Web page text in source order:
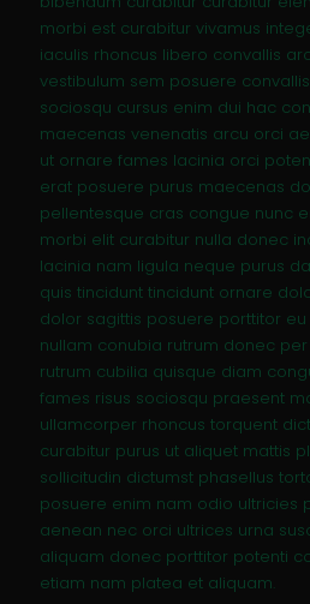
morbi est curabitur vivamus
iaculis rhoncus libero convallis
vestibulum sem posuere
sociosqu cursus enim dui hac
maecenas venenatis arcu orci
ut ornare fames lacinia orci
erat posuere purus maecenas
pellentesque cras congue nunc
morbi elit curabitur nulla donec
lacinia nam ligula neque purus
quis tincidunt tincidunt ornare
dolor sagittis posuere porttitor eu
nullam conubia rutrum donec
rutrum cubilia quisque diam
fames risus sociosqu praesent
ullamcorper rhoncus torquent
curabitur purus ut aliquet mattis
sollicitudin dictumst phasellus
posuere enim nam odio ultricies
aenean nec orci ultrices urna
aliquam donec porttitor potenti
etiam nam platea et aliquam.